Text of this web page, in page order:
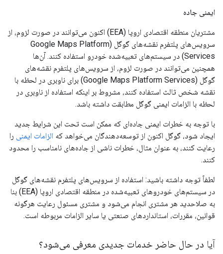
ایمنی جاده
مشتریان منطقه اقتصادی اروپا (EEA) اکنون می‌توانند در صورت لزوم، از
سرویس‌های پلتفرم نقشه‌های گوگل (Google Maps Platform
Services) در سیستم‌های تعبیه‌شده خودرو استفاده کنند. آن‌ها
همچنین می‌توانند در صورت لزوم، از سرویس‌های پلتفرم نقشه‌های
گوگل (Google Maps Platform Services) برای ناوبری در لحظه با
نقشه شخص ثالث استفاده کنند، مشروط بر اینکه استفاده از ناوبری در
لحظه با الزامات ایمنی گوگل مطابقت داشته باشد.
با توجه به خطرات ایمنی جاده‌ای که ممکن است تحت این شرایط جدید
ایجاد شود، گوگل اکنون از توسعه‌دهندگان می‌خواهد که الزامات ایمنی را
رعایت کنند، به عنوان مثال، خطرات ناشی از جاده‌های نامناسب را محدود
کنند.
لطفاً توجه داشته باشید: استفاده از سرویس‌های پلتفرم نقشه‌های گوگل
در سیستم‌های خودروهای تعبیه‌شده در منطقه اقتصادی اروپا (EEA) بنا
به صلاحدید هر مشتری انجام می‌شود و مشتری مسئول رعایت هرگونه
قوانین، مقررات، استانداردهای صنعتی یا سایر الزامات مربوطه است.
آیا در حال حاضر خدمات جدیدی معرفی می‌شود؟